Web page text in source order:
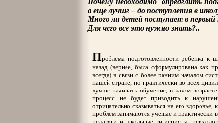
Почему необходимо определить
а еще лучше – до поступления в
Много ли детей поступает в первый
Для чего все это нужно знать?..
Проблема подготовленности ребенка к
назад (вернее, была сформулирована как
всегда) в связи с более ранним началом
нашей стране, но практически во всех
лучше начинать обучение, в каком
процесс не будет приводить к
отрицательно сказываться на его
проблем занимаются ученые и практически
педагоги и школьные гигиенисты,